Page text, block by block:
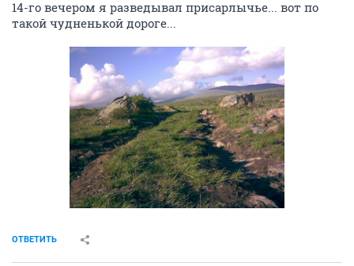
14-го вечером я разведывал присарлычье... вот по
такой чудненькой дороге...
ОТВЕТИТЬ